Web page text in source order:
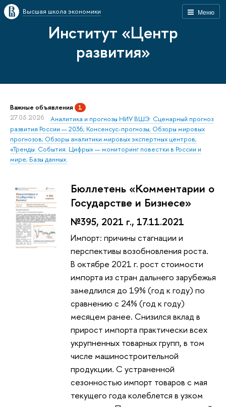
Меню
Высшая школа экономики
Институт «Центр
развития»
Важные объявления 1
27.05.2026
Аналитика и прогнозы НИУ ВШЭ: Сценарный прогноз
развития России — 2036; Консенсус-прогнозы; Обзоры мировых
прогнозов; Обзоры аналитики мировых экспертных центров;
«Тренды. События. Цифры» — мониторинг повестки в России и
мире; Базы данных.
Бюллетень «Комментарии о
Государстве и Бизнесе»
№395, 2021 г., 17.11.2021
Импорт: причины стагнации и
перспективы возобновления роста.
В октябре 2021 г. рост стоимости
импорта из стран дальнего зарубежья
замедлился до 19% (год к году) по
сравнению с 24% (год к году)
месяцем ранее. Снизился вклад в
прирост импорта практически всех
укрупненных товарных групп, в том
числе машиностроительной
продукции. С устраненной
сезонностью импорт товаров с мая
текущего года колеблется в узком